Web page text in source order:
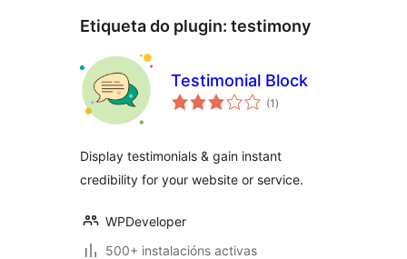
Etiqueta do plugin: testimony
Testimonial Block
(1 valoracións
totais
)
Display testimonials & gain instant
credibility for your website or service.
WPDeveloper
500+ instalacións activas